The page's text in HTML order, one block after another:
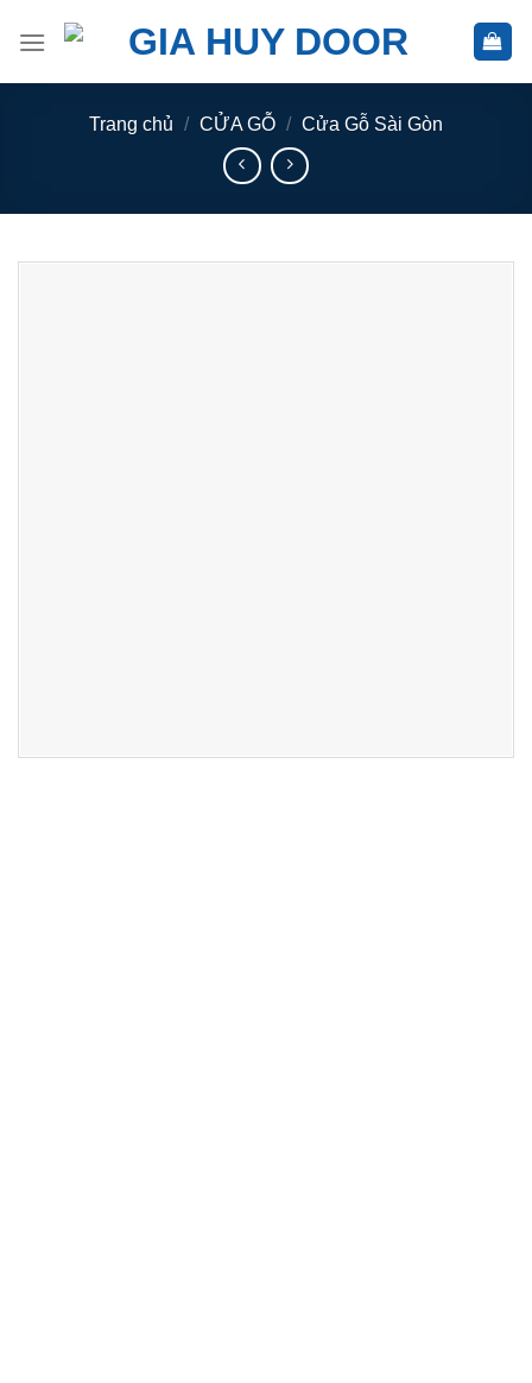
Trang chủ / CỬA GỖ / Cửa Gỗ Sài Gòn